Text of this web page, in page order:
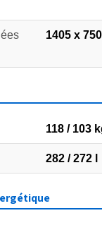
1405 x
118 / 103
282 / 272 l